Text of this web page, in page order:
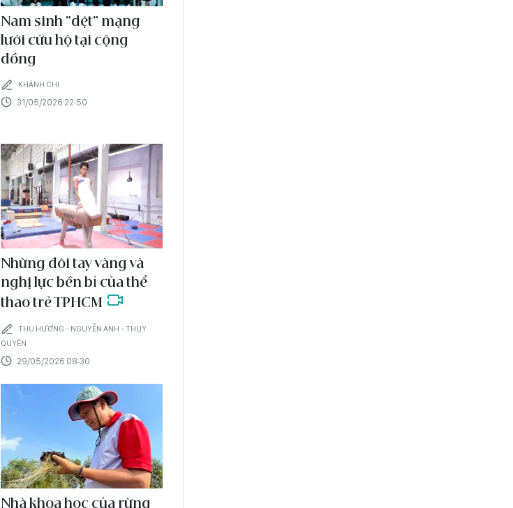
Nam sinh “dệt” mạng
lưới cứu hộ tại cộng
đồng
KHÁNH CHI
31/05/2026 22:50
Những đôi tay vàng và
nghị lực bền bỉ của thể
thao trẻ TPHCM
THU HƯƠNG - NGUYỄN ANH - THỤY
QUYÊN
29/05/2026 08:30
Nhà khoa học của rừng